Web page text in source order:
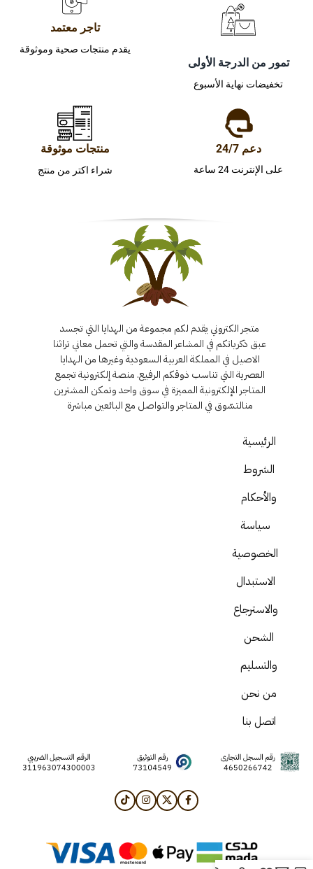
تمور من الدرجة الأولى
تخفيضات نهاية الأسبوع
تاجر معتمد
يقدم منتجات صحية وموثوقة
دعم 24/7
على الإنترنت 24 ساعة
منتجات موثوقة
شراء اكتر من منتج
متجر الكتروني يقدم لكم مجموعة من الهدايا التي تجسد
عبق ذكرياتكم في المشاعر المقدسة والتي تحمل معاني تراثنا
الاصيل في المملكة العربية السعودية وغيرها من الهدايا
العصرية التي تناسب ذوقكم الرفيع. منصة إلكترونية تجمع
المتاجر الإلكترونية المميزة في سوق واحد وتمكن المشترين
منالتسّوق في المتاجر والتواصل مع البائعين مباشرة
الرئيسية
الشروط
والأحكام
سياسة
الخصوصية
الاستبدال
والاسترجاع
الشحن
والتسليم
من نحن
اتصل بنا